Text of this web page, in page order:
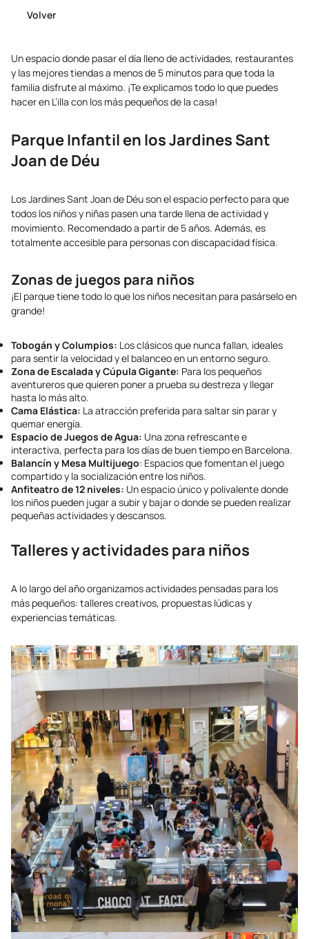
Volver
Un espacio donde pasar el día lleno de actividades, restaurantes
y las mejores tiendas a menos de 5 minutos para que toda la
familia disfrute al máximo. ¡Te explicamos todo lo que puedes
hacer en L’illa con los más pequeños de la casa!
Parque Infantil en los Jardines Sant
Joan de Déu
Los Jardines Sant Joan de Déu son el espacio perfecto para que
todos los niños y niñas pasen una tarde llena de actividad y
movimiento. Recomendado a partir de 5 años. Además, es
totalmente accesible para personas con discapacidad física.
Zonas de juegos para niños
¡El parque tiene todo lo que los niños necesitan para pasárselo en
grande!
Tobogán y Columpios: Los clásicos que nunca fallan, ideales
para sentir la velocidad y el balanceo en un entorno seguro.
Zona de Escalada y Cúpula Gigante: Para los pequeños
aventureros que quieren poner a prueba su destreza y llegar
hasta lo más alto.
Cama Elástica: La atracción preferida para saltar sin parar y
quemar energía.
Espacio de Juegos de Agua: Una zona refrescante e
interactiva, perfecta para los días de buen tiempo en Barcelona.
Balancín y Mesa Multijuego: Espacios que fomentan el juego
compartido y la socialización entre los niños.
Anfiteatro de 12 niveles: Un espacio único y polivalente donde
los niños pueden jugar a subir y bajar o donde se pueden realizar
pequeñas actividades y descansos.
Talleres y actividades para niños
A lo largo del año organizamos actividades pensadas para los
más pequeños: talleres creativos, propuestas lúdicas y
experiencias temáticas.